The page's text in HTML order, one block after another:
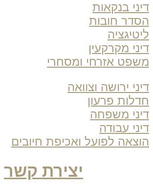
בנקאות
חובות
מקרקעין
אזרחי ומסחרי
ירושה וצוואה
פרעון
משפחה
עבודה
לפועל ואכיפת חיובים
יצירת קשר